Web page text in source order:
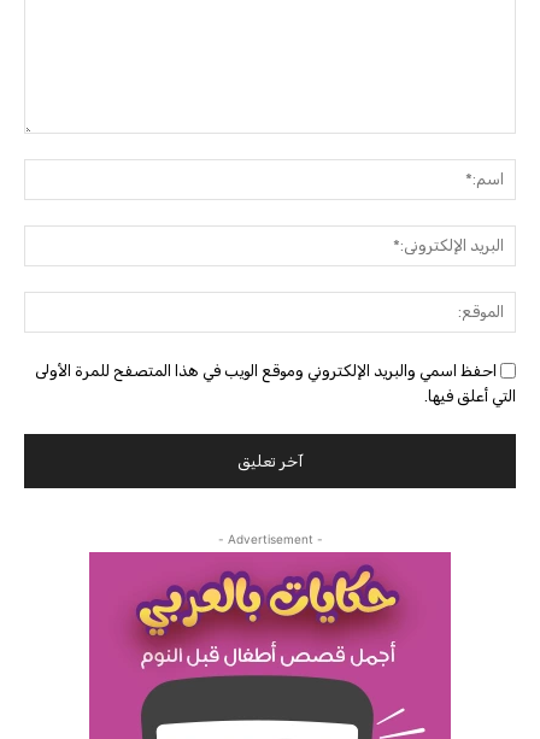
احفظ اسمي والبريد الإلكتروني وموقع الويب في هذا المتصفح للمرة الأولى
التي أعلق فيها.
- Advertisement -